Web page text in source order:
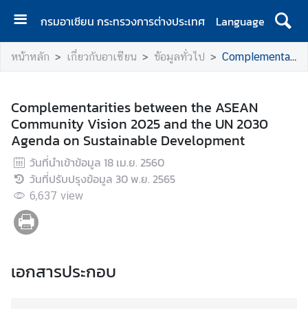
กรมอาเซียน กระทรวงการต่างประเทศ
Language
ห
น้
ลั
ก
เ
กี่
ย
ว
กั
ร
หน้าหลัก เกี่ยวกับอาเซียน ข้อมูลทั่วไป Complementarities between the ASEAN Community Vision 2025 and the UN 2030 Agenda on Sustainable Development
Complementarities between the ASEAN
Community Vision 2025 and the UN 2030
Agenda on Sustainable Development
วันที่นำเข้าข้อมูล 18 เม.ย. 2560
วันที่ปรับปรุงข้อมูล 30 พ.ย. 2565
6,637 view
เอกสารประกอบ